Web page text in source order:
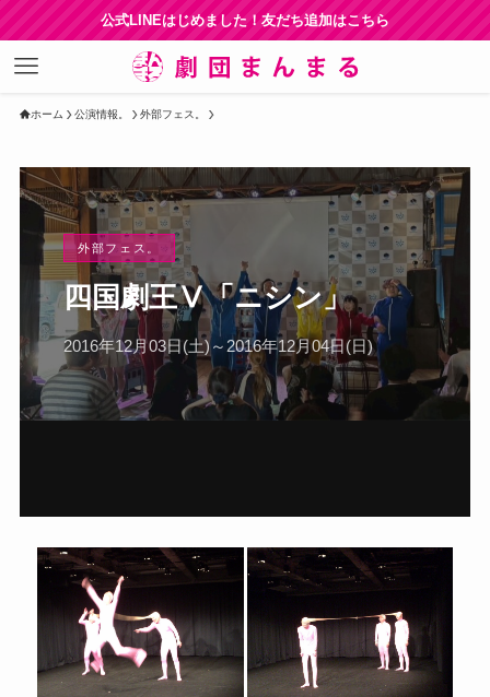
公式LINEはじめました！友だち追加はこちら
ホーム 公演情報。 外部フェス。
外部フェス。
四国劇王Ⅴ「ニシン」
2016年12月03日(土)～2016年12月04日(日)